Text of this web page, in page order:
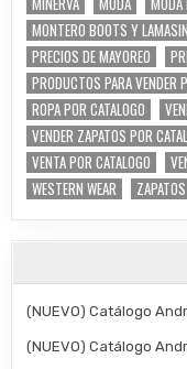
MONTERO BOOTS Y
PRECIOS DE MAYOREO
PRODUCTOS PARA VENDER
ROPA POR CATALOGO
VENDER ZAPATOS POR
VENTA POR CATALOGO
WESTERN WEAR
ZAPATOS
(NUEVO) Catálogo
(NUEVO) Catálogo